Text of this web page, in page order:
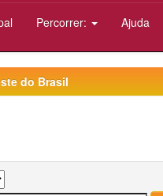
Percorrer: Ajuda
do Brasil